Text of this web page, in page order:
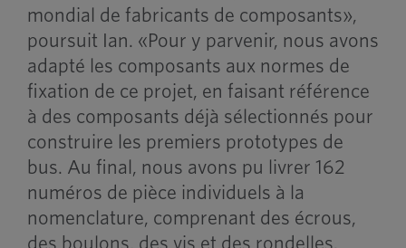
mondial de fabricants de composants»,
poursuit Ian. «Pour y parvenir, nous avons
adapté les composants aux normes de
fixation de ce projet, en faisant référence
à des composants déjà sélectionnés pour
construire les premiers prototypes de
bus. Au final, nous avons pu livrer 162
numéros de pièce individuels à la
nomenclature, comprenant des écrous,
des boulons, des vis et des rondelles.